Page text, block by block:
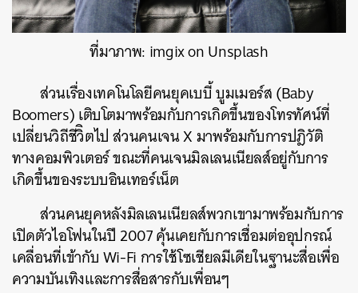
ที่มาภาพ: imgix on Unsplash
ส่วนเรื่องเทคโนโลยีคนยุคเบบี้ บูมเมอร์ส (Baby
Boomers) เติบโตมาพร้อมกับการเกิดขึ้นของโทรทัศน์ที่
เปลี่ยนวิถีชีวิิตไป ส่วนคนเจน X มาพร้อมกับการปฎิวัติ
ทางคอมพิวเตอร์ ขณะที่คนเจนมิลเลนเนียลส์อยู่กับการ
เกิดขึ้นของระบบอินเทอร์เน็ต
ส่วนคนยุคหลังมิลเลนเนียลส์พวกเขามาพร้อมกับการ
เปิดตัวไอโฟนในปี 2007 คุ้นเคยกับการเชื่อมต่ออุปกรณ์
เคลื่อนที่เข้ากับ Wi-Fi การใช้โซเชียลมีเดียในฐานะสื่อเพื่อ
ความบันเทิงและการสื่อสารกับเพื่อนๆ
ค้นหา
SHARE TWEET LINE EMAIL